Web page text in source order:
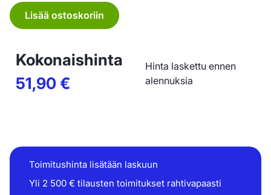
Lisää ostoskoriin
Kokonaishinta
51,90€
Hinta laskettu ennen
alennuksia
Toimitushinta lisätään laskuun
Yli 2 500 € tilausten toimitukset rahtivapaasti